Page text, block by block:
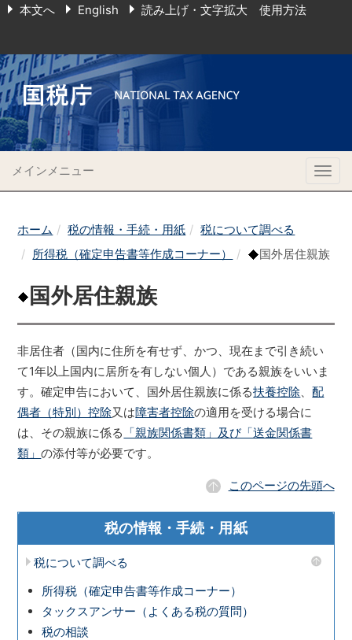
本文へ English 読み上げ・文字拡大 使用方法
メインメニュー
ホーム 税の情報・手続・用紙
税について調べる
所得税（確定申告書等作成コーナー）
国外居住親族
国外居住親族
非居住者（国内に住所を有せず、かつ、現在まで引き続い
て1年以上国内に居所を有しない個人）である親族をいいま
す。確定申告において、国外居住親族に係る扶養控除、配
偶者（特別）控除又は障害者控除の適用を受ける場合に
は、その親族に係る 「親族関係書類」及び「送金関係書
類」の添付等が必要です。
このページの先頭へ
税の情報・手続・用紙
税について調べる
所得税（確定申告書等作成コーナー）
タックスアンサー（よくある税の質問）
税の相談